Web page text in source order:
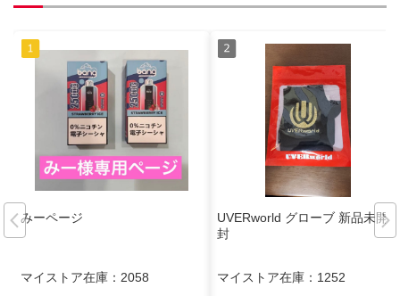
みーページ
マイストア在庫： 2058
UVERworld グローブ 新品未開
封
マイストア在庫： 1252